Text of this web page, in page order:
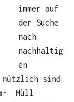
immer auf
der Suche
nach
nachhaltig
en
nützlich sind
Müll